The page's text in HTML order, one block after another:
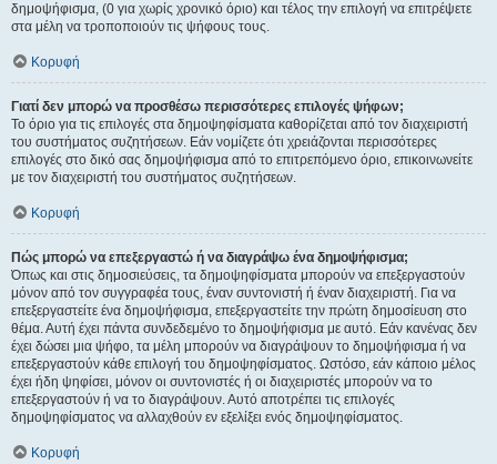
δημοψήφισμα, (0 για χωρίς χρονικό όριο) και τέλος την επιλογή να επιτρέψετε
στα μέλη να τροποποιούν τις ψήφους τους.
Κορυφή
Γιατί δεν μπορώ να προσθέσω περισσότερες επιλογές ψήφων;
Το όριο για τις επιλογές στα δημοψηφίσματα καθορίζεται από τον διαχειριστή
του συστήματος συζητήσεων. Εάν νομίζετε ότι χρειάζονται περισσότερες
επιλογές στο δικό σας δημοψήφισμα από το επιτρεπόμενο όριο, επικοινωνείτε
με τον διαχειριστή του συστήματος συζητήσεων.
Κορυφή
Πώς μπορώ να επεξεργαστώ ή να διαγράψω ένα δημοψήφισμα;
Όπως και στις δημοσιεύσεις, τα δημοψηφίσματα μπορούν να επεξεργαστούν
μόνον από τον συγγραφέα τους, έναν συντονιστή ή έναν διαχειριστή. Για να
επεξεργαστείτε ένα δημοψήφισμα, επεξεργαστείτε την πρώτη δημοσίευση στο
θέμα. Αυτή έχει πάντα συνδεδεμένο το δημοψήφισμα με αυτό. Εάν κανένας δεν
έχει δώσει μια ψήφο, τα μέλη μπορούν να διαγράψουν το δημοψήφισμα ή να
επεξεργαστούν κάθε επιλογή του δημοψηφίσματος. Ωστόσο, εάν κάποιο μέλος
έχει ήδη ψηφίσει, μόνον οι συντονιστές ή οι διαχειριστές μπορούν να το
επεξεργαστούν ή να το διαγράψουν. Αυτό αποτρέπει τις επιλογές
δημοψηφίσματος να αλλαχθούν εν εξελίξει ενός δημοψηφίσματος.
Κορυφή